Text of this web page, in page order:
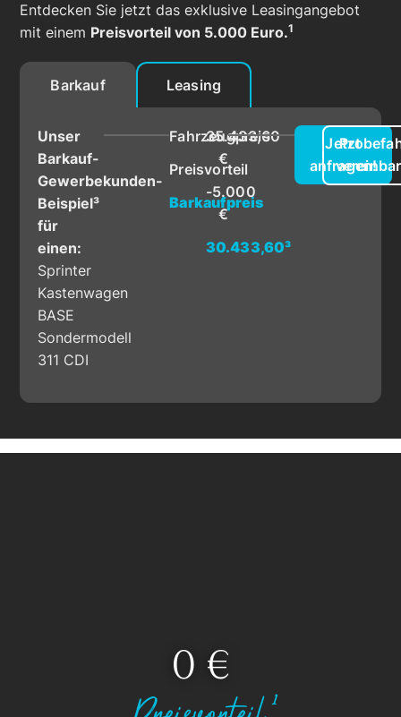
Entdecken Sie jetzt das exklusive Leasingangebot
mit einem Preisvorteil von 5.000 Euro.1
Barkauf Leasing
Unser
Barkauf-
Gewerbekunden-
Beispiel³
für
einen:
Sprinter
Kastenwagen
BASE
Sondermodell
311 CDI
Fahrzeugpreis
Preisvorteil
Barkaufpreis
35.433,60
€
-5.000
€
30.433,60³
Jetzt
anfragen!
0 €